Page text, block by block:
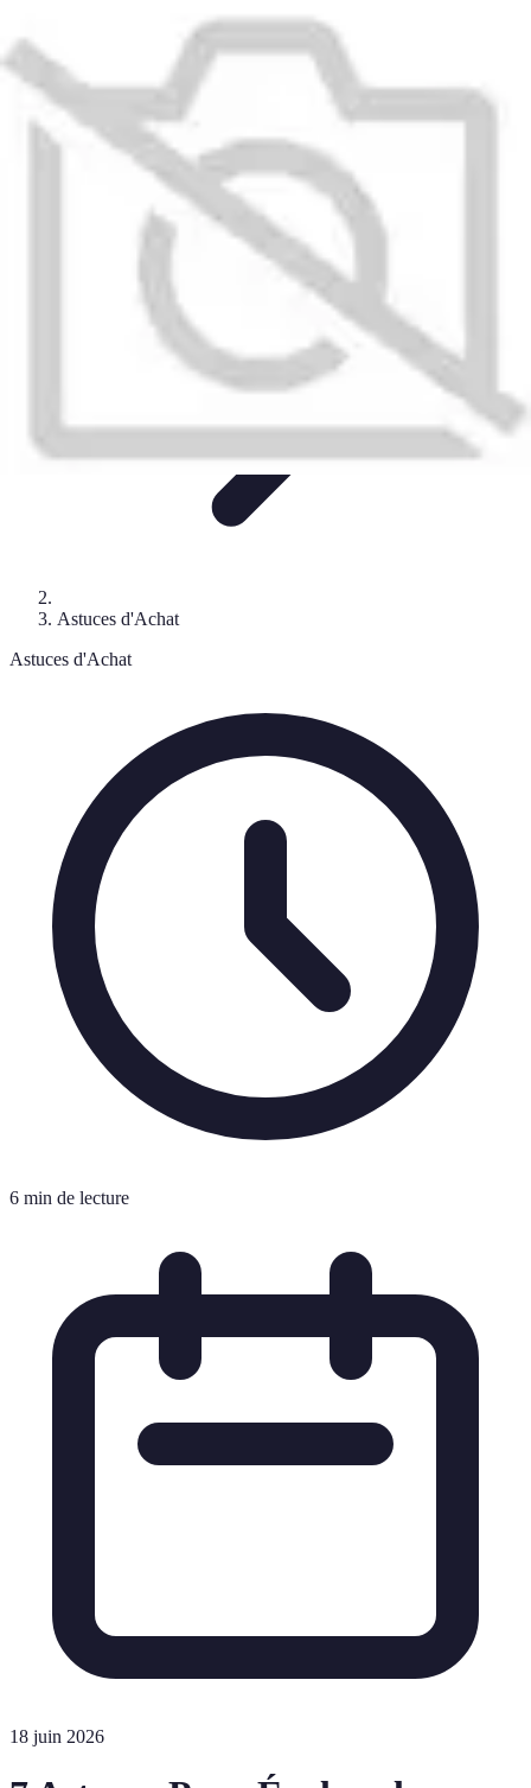
Guide d'achat
Achat et Sélection
d'Achat
Poissons Frais
Astuces d'Achat
Astuces d'Achat
6 min de lecture
18 juin 2026